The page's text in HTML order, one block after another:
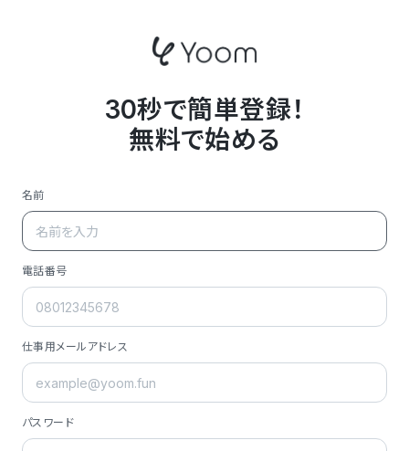
30秒で簡単登録！
無料で始める
名前
電話番号
仕事用メールアドレス
パスワード